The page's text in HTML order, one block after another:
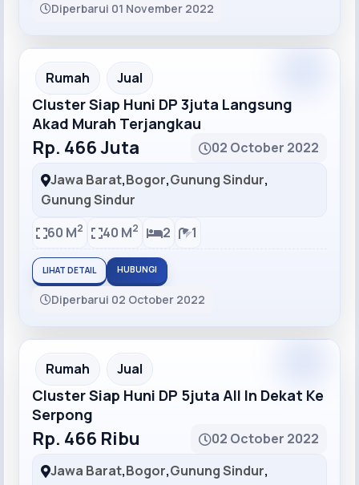
Diperbarui 01 November 2022
Recommended
Rumah Jual
Cluster Siap Huni DP 3juta Langsung
Akad Murah Terjangkau
Rp. 466 Juta
02 October 2022
Jawa Barat,Bogor,Gunung Sindur,
Gunung Sindur
60 M2 40 M2 2 1
LIHAT DETAIL HUBUNGI
Diperbarui 02 October 2022
Recommended
Rumah Jual
Cluster Siap Huni DP 5juta All In Dekat Ke
Serpong
Rp. 466 Ribu
02 October 2022
Jawa Barat,Bogor,Gunung Sindur,